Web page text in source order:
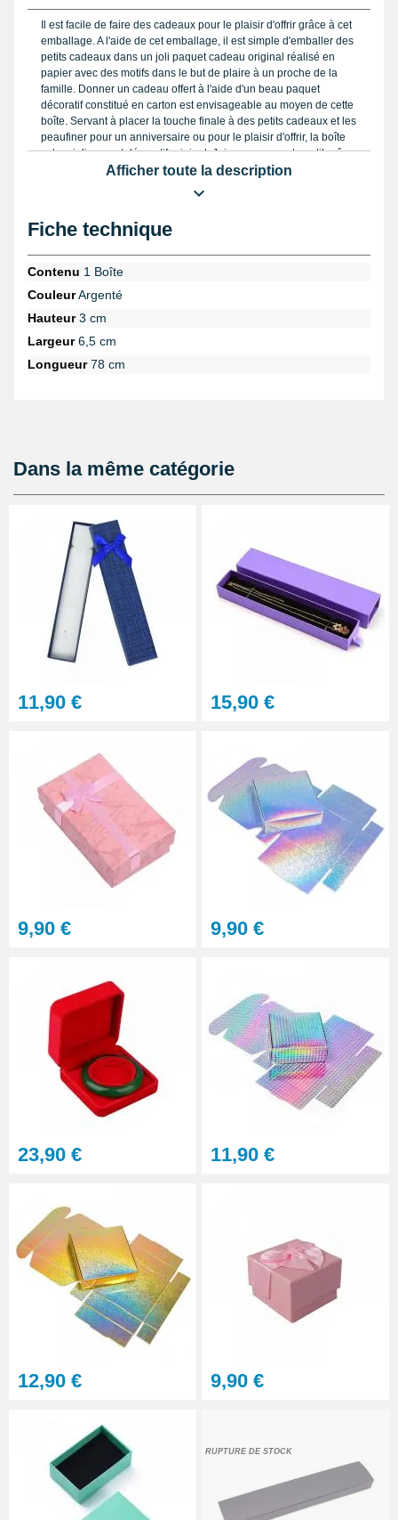
Il est facile de faire des cadeaux pour le plaisir d'offrir grâce à cet
emballage. A l'aide de cet emballage, il est simple d'emballer des
petits cadeaux dans un joli paquet cadeau original réalisé en
papier avec des motifs dans le but de plaire à un proche de la
famille. Donner un cadeau offert à l'aide d'un beau paquet
décoratif constitué en carton est envisageable au moyen de cette
boîte. Servant à placer la touche finale à des petits cadeaux et les
peaufiner pour un anniversaire ou pour le plaisir d'offrir, la boîte
est un joli paquet décoratif original. Joignez-y un mot gentil grâce
à diverses teintes, il est envisageable de faire une idée cadeau
dans le but de passer un joyeux événement. La boîte est de
imprimé mesure 6,5cm en largeur, 6,0 cm en longueur et 3cm
exemple avec sa forme. Fait au moyen de carton, l'emballage
peut être recyclé.
Idée créative :
totalement personnalisée, il est simple de personnaliser cette
Afficher toute la description
Fiche technique
Contenu 1 Boîte
CouleurArgenté
Hauteur3 cm
Largeur6,5 cm
Longueur78 cm
Dans la même catégorie
11,90 € 15,90 €
9,90 € 9,90 €
23,90 € 11,90 €
12,90 € 9,90 €
RUPTURE DE STOCK